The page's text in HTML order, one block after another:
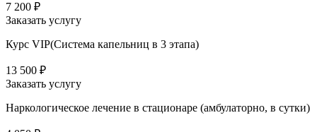
7 200 ₽
Заказать услугу
Курс VIP(Система капельниц в 3 этапа)
13 500 ₽
Заказать услугу
Наркологическое лечение в стационаре (амбулаторно, в сутки)